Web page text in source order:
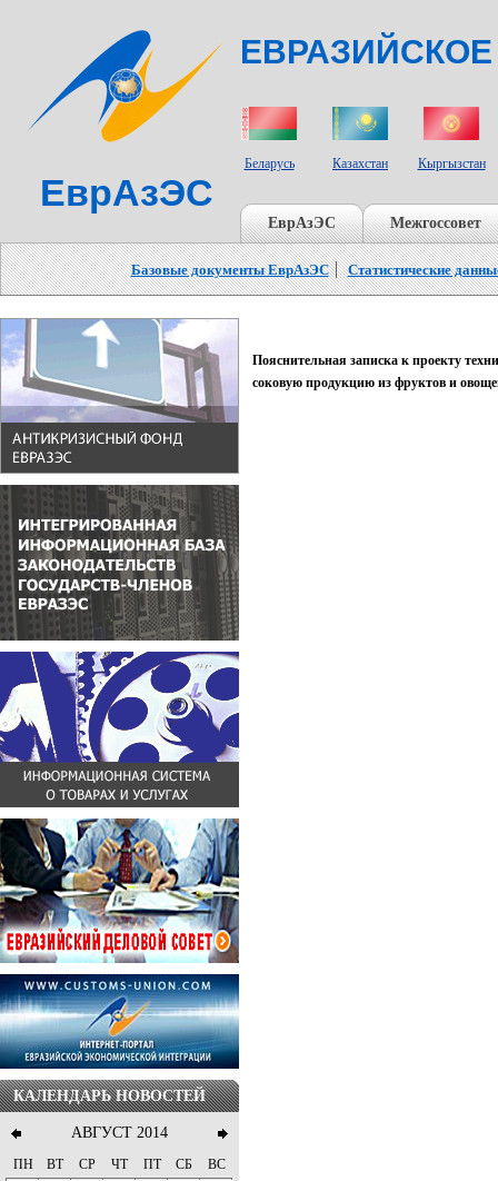
ЕврАзЭС
Беларусь Казахстан Кыргызстан
ЕврАзЭС Межгоссовет
Базовые документы ЕврАзЭС Статистические
КАЛЕНДАРЬ НОВОСТЕЙ
АВГУСТ 2014
ПН ВТ СР ЧТ ПТ СБ
ВС
Пояснительная записка к проекту
соковую продукцию из фруктов и